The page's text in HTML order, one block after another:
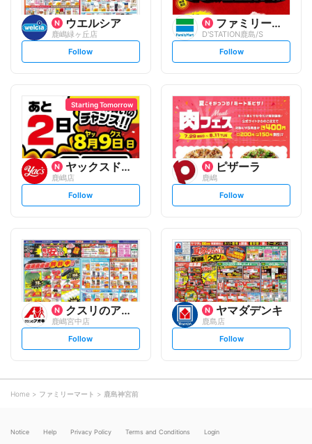
ウエルシア
鹿嶋緑ヶ丘店
s
l
o
w
Follow
ファミリーマート
D'STATION鹿島/S
s
l
o
w
Follow
Starting Tomorrow
ヤックスドラッグ
鹿嶋店
s
l
o
w
Follow
ピザーラ
鹿嶋
s
l
o
w
Follow
クスリのアオキ
鹿嶋宮中店
s
l
o
Follow
ヤマダデンキ
鹿島店
s
l
Follow
Home ファミリーマート 鹿島神宮前
Notice Help Privacy Policy Terms and Conditions Login